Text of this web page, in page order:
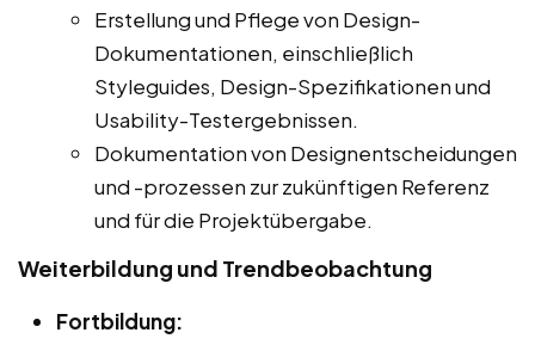
Erstellung und Pflege von Design-
Dokumentationen, einschließlich
Styleguides, Design-Spezifikationen und
Usability-Testergebnissen.
Dokumentation von Designentscheidungen
und -prozessen zur zukünftigen Referenz
und für die Projektübergabe.
Weiterbildung und Trendbeobachtung
Fortbildung: